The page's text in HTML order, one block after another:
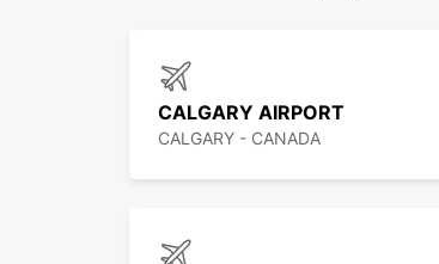
CALGARY AIRPORT
CALGARY - CANADA